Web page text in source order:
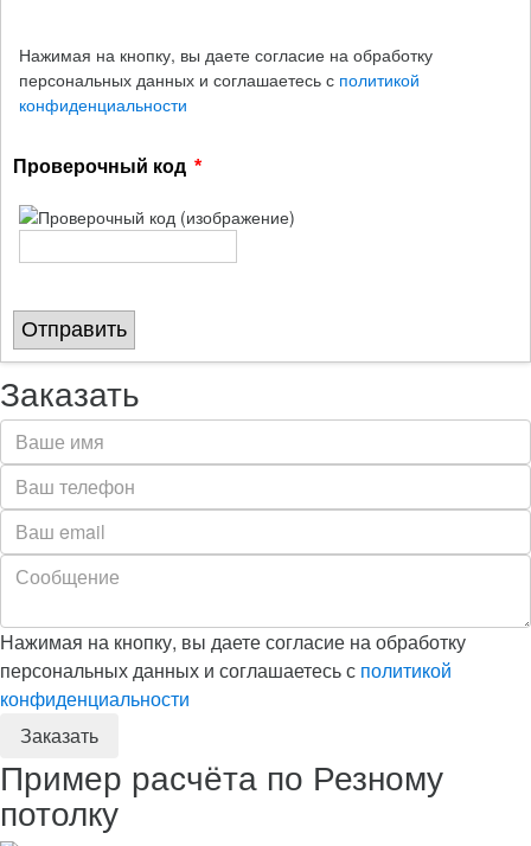
Нажимая на кнопку, вы даете согласие на обработку
персональных данных и соглашаетесь с политикой
конфиденциальности
Проверочный код
Отправить
Заказать
Нажимая на кнопку, вы даете согласие на обработку
персональных данных и соглашаетесь с политикой
конфиденциальности
Пример расчёта по Резному
потолку